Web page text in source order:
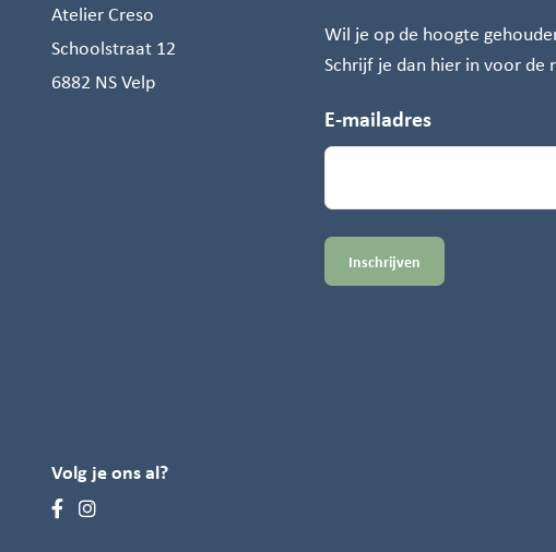
Atelier Creso
Schoolstraat 12
6882 NS Velp
Wil je op de hoogte
Schrijf je dan hier in voor de
E-mailadres
Volg je ons al?